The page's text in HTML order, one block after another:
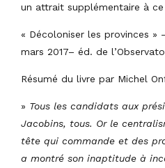
un attrait supplémentaire à ce
« Décoloniser les provinces »
mars 2017– éd. de
Résumé du livre par Michel
» Tous les candidats aux
Jacobins, tous. Or le
tête qui commande et des
a montré son inaptitude à